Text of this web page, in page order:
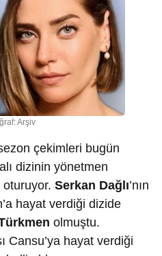
Arşiv
çekimleri bugün
dizinin yönetmen
Serkan Dağlı’nın
hayat verdiği dizide
olmuştu.
Cansu’ya hayat verdiği